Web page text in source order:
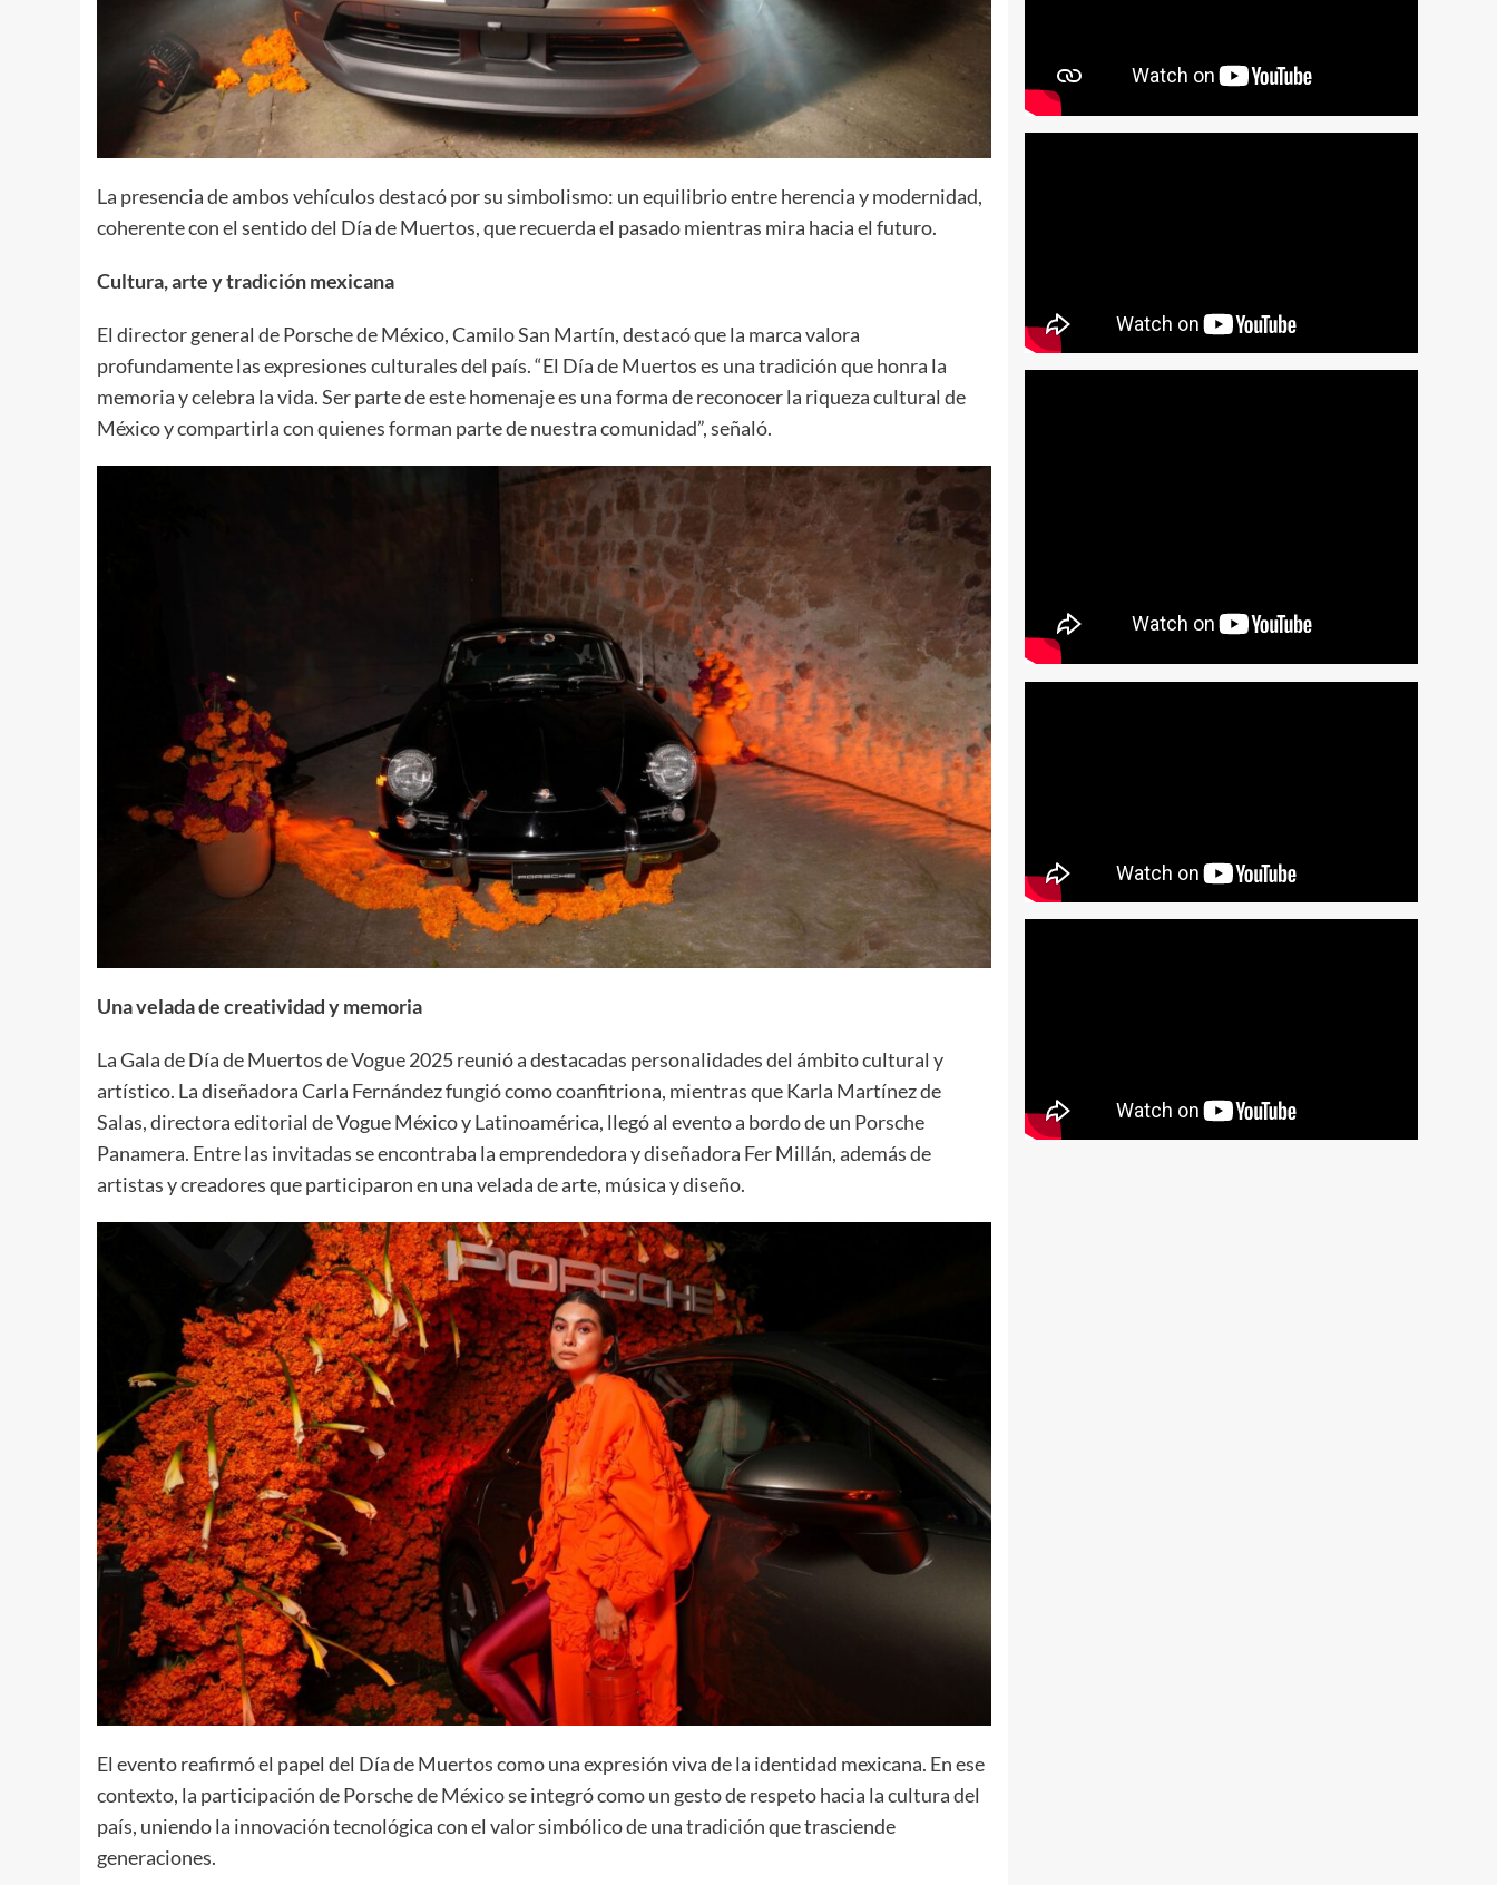
La presencia de ambos vehículos destacó por su simbolismo: un equilibrio entre herencia y modernidad,
coherente con el sentido del Día de Muertos, que recuerda el pasado mientras mira hacia el futuro.
Cultura, arte y tradición mexicana
El director general de Porsche de México, Camilo San Martín, destacó que la marca valora
profundamente las expresiones culturales del país. “El Día de Muertos es una tradición que honra la
memoria y celebra la vida. Ser parte de este homenaje es una forma de reconocer la riqueza cultural de
México y compartirla con quienes forman parte de nuestra comunidad”, señaló.
Una velada de creatividad y memoria
La Gala de Día de Muertos de Vogue 2025 reunió a destacadas personalidades del ámbito cultural y
artístico. La diseñadora Carla Fernández fungió como coanfitriona, mientras que Karla Martínez de
Salas, directora editorial de Vogue México y Latinoamérica, llegó al evento a bordo de un Porsche
Panamera. Entre las invitadas se encontraba la emprendedora y diseñadora Fer Millán, además de
artistas y creadores que participaron en una velada de arte, música y diseño.
El evento reafirmó el papel del Día de Muertos como una expresión viva de la identidad mexicana. En ese
contexto, la participación de Porsche de México se integró como un gesto de respeto hacia la cultura del
país, uniendo la innovación tecnológica con el valor simbólico de una tradición que trasciende
generaciones.